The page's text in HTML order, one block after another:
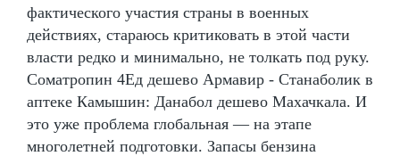
фактического участия страны в военных
действиях, стараюсь критиковать в этой части
власти редко и минимально, не толкать под руку.
Cоматропин 4Ед дешево Армавир - Станаболик в
аптеке Камышин: Данабол дешево Махачкала. И
это уже проблема глобальная — на этапе
многолетней подготовки. Запасы бензина